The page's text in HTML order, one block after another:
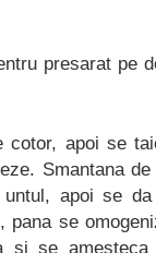
presarat pe
cotor, apoi se
Smantana
apoi se
pana se
si se